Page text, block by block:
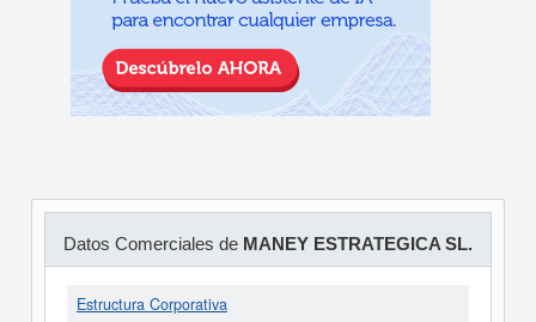
Datos Comerciales de MANEY ESTRATEGICA SL.
Estructura Corporativa